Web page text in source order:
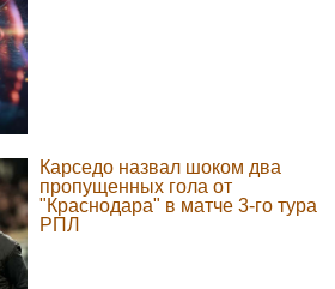
Карседо назвал шоком два
пропущенных гола от
"Краснодара" в матче 3-го тура
РПЛ